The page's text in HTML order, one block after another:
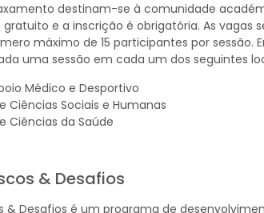
destinam-se à comunidade
gratuito e a inscrição é obrigatória. As vagas
máximo de 15 participantes por sessão.
uma sessão em cada um dos seguintes
Médico e Desportivo
Ciências Sociais e Humanas
Ciências da Saúde
& Desafios
& Desafios é um programa de